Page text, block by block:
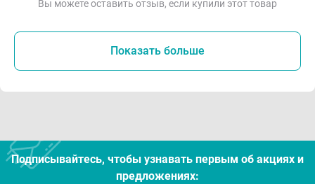
Вы можете оставить отзыв, если купили этот товар
Показать больше
Подписывайтесь, чтобы узнавать первым об акцияx и
предложениях: